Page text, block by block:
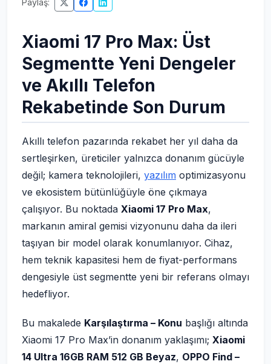
Paylaş:
Xiaomi 17 Pro Max: Üst
Segmentte Yeni Dengeler
ve Akıllı Telefon
Rekabetinde Son Durum
Akıllı telefon pazarında rekabet her yıl daha da
sertleşirken, üreticiler yalnızca donanım gücüyle
değil; kamera teknolojileri, yazılım optimizasyonu
ve ekosistem bütünlüğüyle öne çıkmaya
çalışıyor. Bu noktada Xiaomi 17 Pro Max,
markanın amiral gemisi vizyonunu daha da ileri
taşıyan bir model olarak konumlanıyor. Cihaz,
hem teknik kapasitesi hem de fiyat-performans
dengesiyle üst segmentte yeni bir referans olmayı
hedefliyor.
Bu makalede Karşılaştırma – Konu başlığı altında
Xiaomi 17 Pro Max’in donanım yaklaşımı; Xiaomi
14 Ultra 16GB RAM 512 GB Beyaz, OPPO Find –